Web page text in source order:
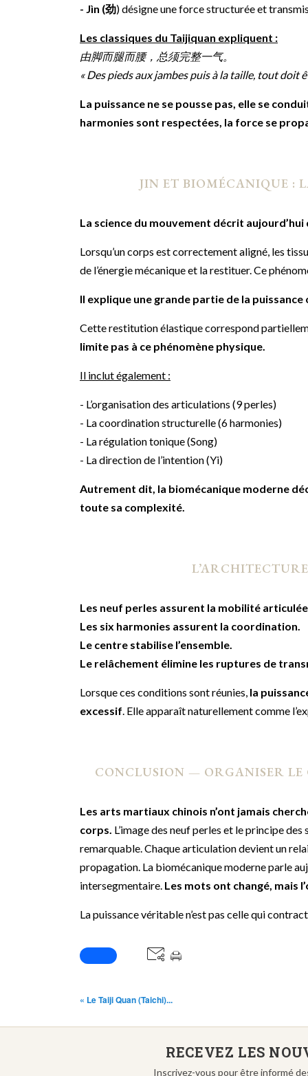
- Jìn (劲) désigne une force structurée et
Les classiques du Taijiquan expliquent :
由脚而腿而腰，总须完整一气。
« Des pieds aux jambes puis à la taille, tout doit
La puissance ne se pousse pas, elle se
harmonies sont respectées, la force se
JIN ET BIOMÉCANIQUE :
La science du mouvement décrit
Lorsqu’un corps est correctement aligné, les
de l’énergie mécanique et la restituer. Ce
Il explique une grande partie de la
Cette restitution élastique correspond
limite pas à ce phénomène physique.
Il inclut également :
- L’organisation des articulations (9 perles)
- La coordination structurelle (6 harmonies)
- La régulation tonique (Song)
- La direction de l’intention (Yi)
Autrement dit, la biomécanique moderne
toute sa complexité.
Les neuf perles assurent la mobilité
Les six harmonies assurent la coordination.
Le centre stabilise l’ensemble.
Le relâchement élimine les ruptures de
Lorsque ces conditions sont réunies, la
excessif. Elle apparaît naturellement comme
CONCLUSION — ORGANISER LE
Les arts martiaux chinois n’ont jamais
corps. L’image des neuf perles et le principe
remarquable. Chaque articulation devient un
propagation. La biomécanique moderne parle
intersegmentaire. Les mots ont changé, mais
La puissance véritable n’est pas celle qui
« Le Taiji Quan (Taichi)...
RECEVEZ LES
Inscrivez-vous pour être informé